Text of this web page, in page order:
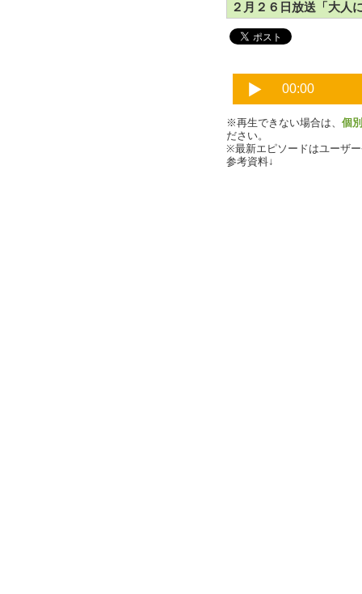
２月２６日放送「大人
※再生できない場合は、 個
ださい。
※最新エピソードはユーザ
参考資料↓